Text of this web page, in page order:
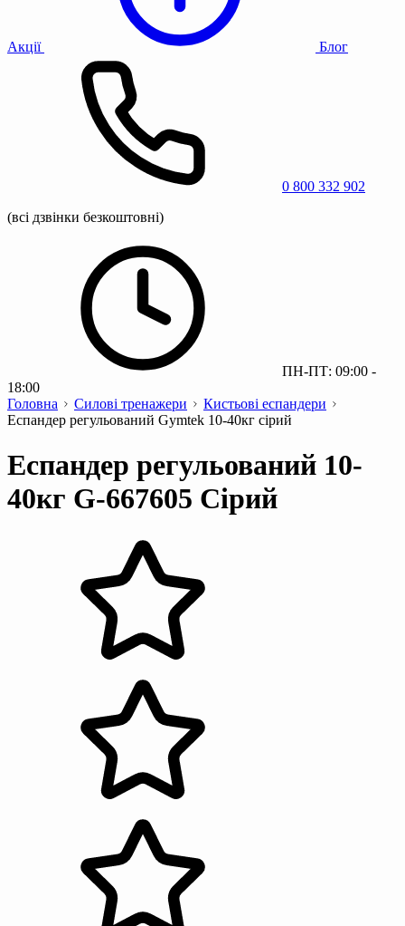
Акції Блог
0 800 332 902
(всі дзвінки безкоштовні)
ПН-ПТ: 09:00 -
18:00
Головна
Силові тренажери
Кистьові еспандери
Еспандер регульований Gymtek 10-40кг сірий
Еспандер регульований 10-
40кг G-667605 Сірий